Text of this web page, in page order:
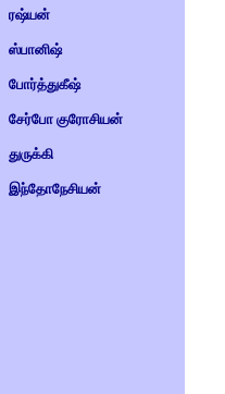
ரஷ்யன்
ஸ்பானிஷ்
போர்த்துகீஷ்
சேர்போ குரோசியன்
துருக்கி
இந்தோநேசியன்